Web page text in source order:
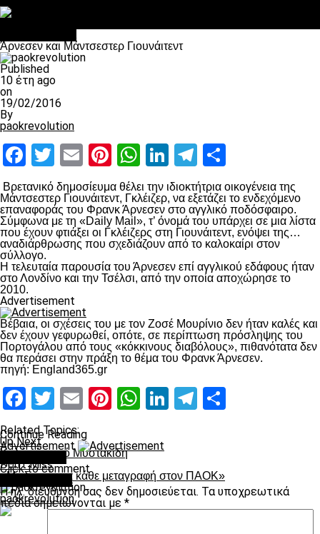
Άρνεσεν και Μάντσεστερ Γιουνάιτεντ
Published
10 έτη ago
on
19/02/2016
By
paokrevolution
Facebook
Twitter
EmailPinterest
WhatsApp
LinkedIn
Telegram
Βρετανικό δημοσίευμα θέλει την ιδιοκτήτρια οικογένεια της
Μάντσεστερ Γιουνάιτεντ, Γκλέιζερ, να εξετάζει το ενδεχόμενο
επαναφοράς του Φρανκ Άρνεσεν στο αγγλικό ποδόσφαιρο.
Σύμφωνα με τη «Daily Mail», τ’ όνομά του υπάρχει σε μια λίστα
που έχουν φτιάξει οι Γκλέιζερς στη Γιουνάιτεντ, ενόψει της…
αναδιάρθρωσης που σχεδιάζουν από το καλοκαίρι στον
σύλλογο.
Η τελευταία παρουσία του Άρνεσεν επί αγγλικού εδάφους ήταν
στο Λονδίνο και την Τσέλσι, από την οποία αποχώρησε το
2010.
Advertisement
Βέβαια, οι σχέσεις του με τον Ζοσέ Μουρίνιο δεν ήταν καλές και
δεν έχουν γεφυρωθεί, οπότε, σε περίπτωση πρόσληψης του
Πορτογάλου από τους «κόκκινους διαβόλους», πιθανότατα δεν
θα περάσει στην πράξη το θέμα του Φρανκ Άρνεσεν.
πηγή: England365.gr
Facebook
Twitter
EmailPinterest
WhatsApp
LinkedIn
Telegram
Related Topics:
Up Next
Καλά νέα από Μυστακίδη
Don't Miss
«Με διαφάνεια κάθε μεταγραφή στον ΠΑΟΚ»
paokrevolution
Continue Reading
Advertisement
Click to comment
Η ηλ. διεύθυνση σας δεν δημοσιεύεται. Τα υποχρεωτικά
πεδία σημειώνονται με *